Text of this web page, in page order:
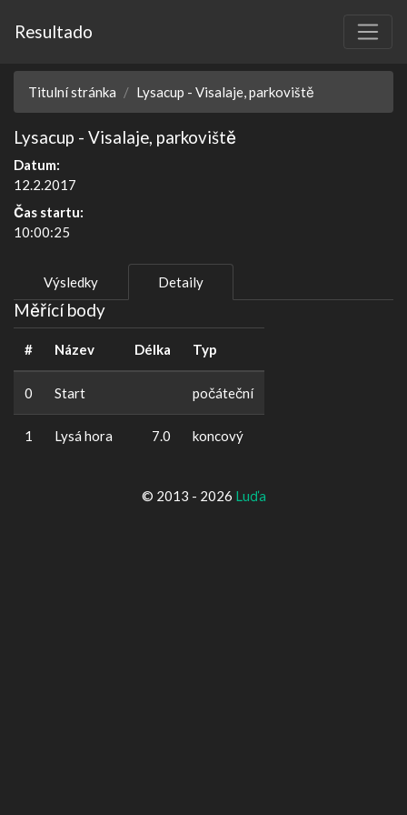
Resultado
Titulní stránka Lysacup - Visalaje, parkoviště
Lysacup - Visalaje, parkoviště
Datum:
12.2.2017
Čas startu:
10:00:25
Výsledky Detaily
Měřící body
# Název Délka Typ
0 Start počáteční
1 Lysá hora 7.0 koncový
© 2013 - 2026 Luďa